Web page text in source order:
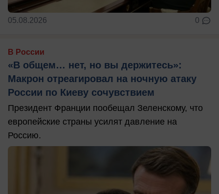
05.08.2026 0
В России
«В общем… нет, но вы держитесь»:
Макрон отреагировал на ночную атаку
России по Киеву сочувствием
Президент Франции пообещал Зеленскому, что
европейские страны усилят давление на
Россию.